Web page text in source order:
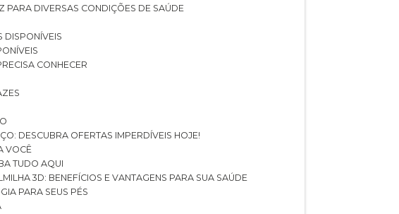
PARA DIVERSAS CONDIÇÕES DE SAÚDE
DISPONÍVEIS
CONHECER
DESCUBRA OFERTAS IMPERDÍVEIS HOJE!
VOCÊ
TUDO AQUI
3D: BENEFÍCIOS E VANTAGENS PARA SUA SAÚDE
PARA SEUS PÉS